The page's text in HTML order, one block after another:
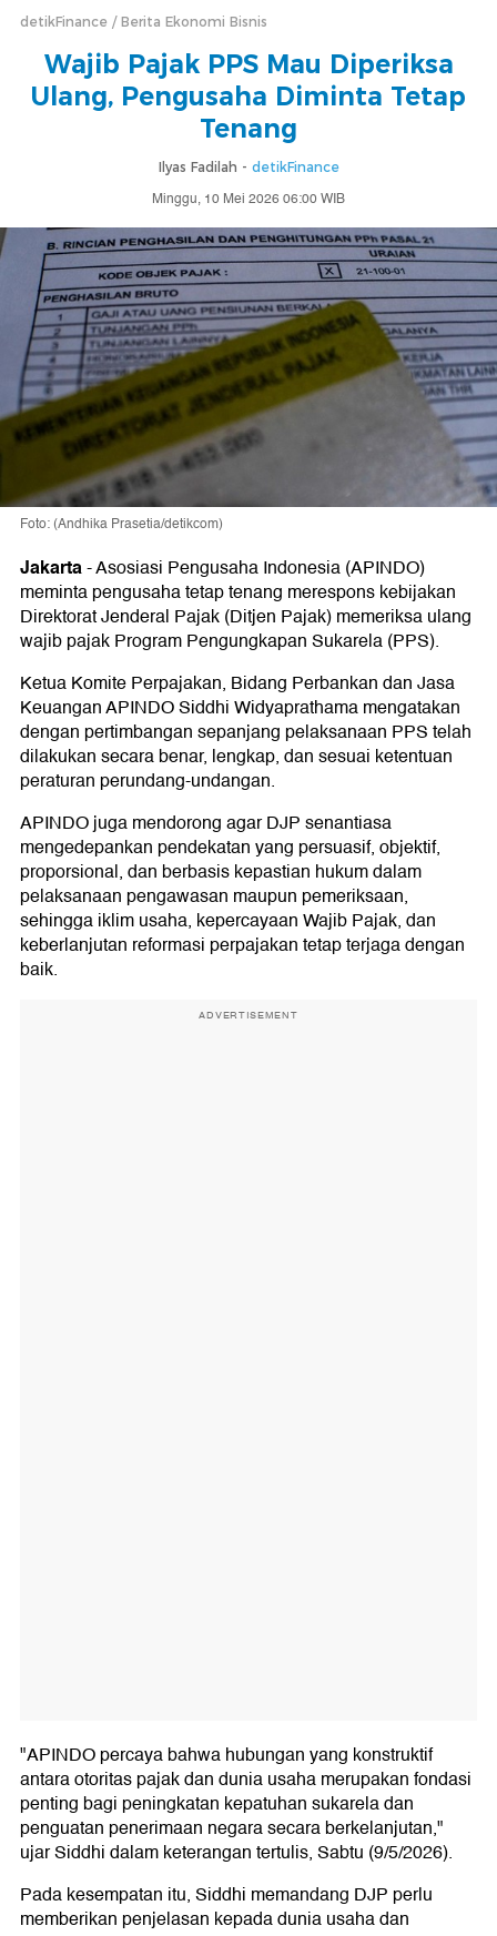
detikFinance Berita Ekonomi Bisnis
Wajib Pajak PPS Mau Diperiksa
Ulang, Pengusaha Diminta Tetap
Tenang
Ilyas Fadilah - detikFinance
Minggu, 10 Mei 2026 06:00 WIB
Foto: (Andhika Prasetia/detikcom)
Jakarta-Asosiasi Pengusaha Indonesia (APINDO)
meminta pengusaha tetap tenang merespons kebijakan
Direktorat Jenderal Pajak (Ditjen Pajak) memeriksa ulang
wajib pajak Program Pengungkapan Sukarela (PPS).
Ketua Komite Perpajakan, Bidang Perbankan dan Jasa
Keuangan APINDO Siddhi Widyaprathama mengatakan
dengan pertimbangan sepanjang pelaksanaan PPS telah
dilakukan secara benar, lengkap, dan sesuai ketentuan
peraturan perundang-undangan.
APINDO juga mendorong agar DJP senantiasa
mengedepankan pendekatan yang persuasif, objektif,
proporsional, dan berbasis kepastian hukum dalam
pelaksanaan pengawasan maupun pemeriksaan,
sehingga iklim usaha, kepercayaan Wajib Pajak, dan
keberlanjutan reformasi perpajakan tetap terjaga dengan
baik.
ADVERTISEMENT
"APINDO percaya bahwa hubungan yang konstruktif
antara otoritas pajak dan dunia usaha merupakan fondasi
penting bagi peningkatan kepatuhan sukarela dan
penguatan penerimaan negara secara berkelanjutan,"
ujar Siddhi dalam keterangan tertulis, Sabtu (9/5/2026).
Pada kesempatan itu, Siddhi memandang DJP perlu
memberikan penjelasan kepada dunia usaha dan